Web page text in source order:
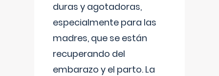
duras y agotadoras,
especialmente para las
madres, que se están
recuperando del
embarazo y el parto. La